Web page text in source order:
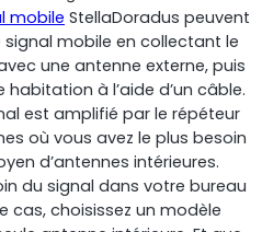
de liaison montante.
mobile StellaDoradus peuvent
mobile en collectant le
une antenne externe, puis
à l’aide d’un câble.
est amplifié par le répéteur
où vous avez le plus besoin
d’antennes intérieures.
du signal dans votre bureau
cas, choisissez un modèle